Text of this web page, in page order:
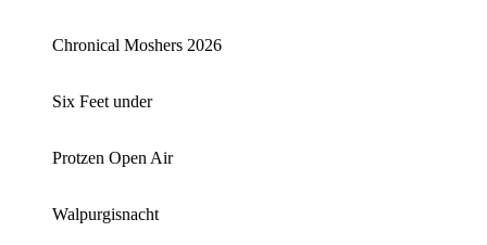
Chronical Moshers 2026
Six Feet under
Protzen Open Air
Walpurgisnacht